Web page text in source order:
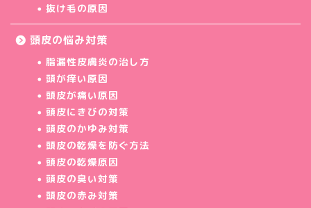
抜け毛の原因
頭皮の悩み対策
脂漏性皮膚炎の治し方
頭が痒い原因
頭皮が痛い原因
頭皮にきびの対策
頭皮のかゆみ対策
頭皮の乾燥を防ぐ方法
頭皮の乾燥原因
頭皮の臭い対策
頭皮の赤み対策